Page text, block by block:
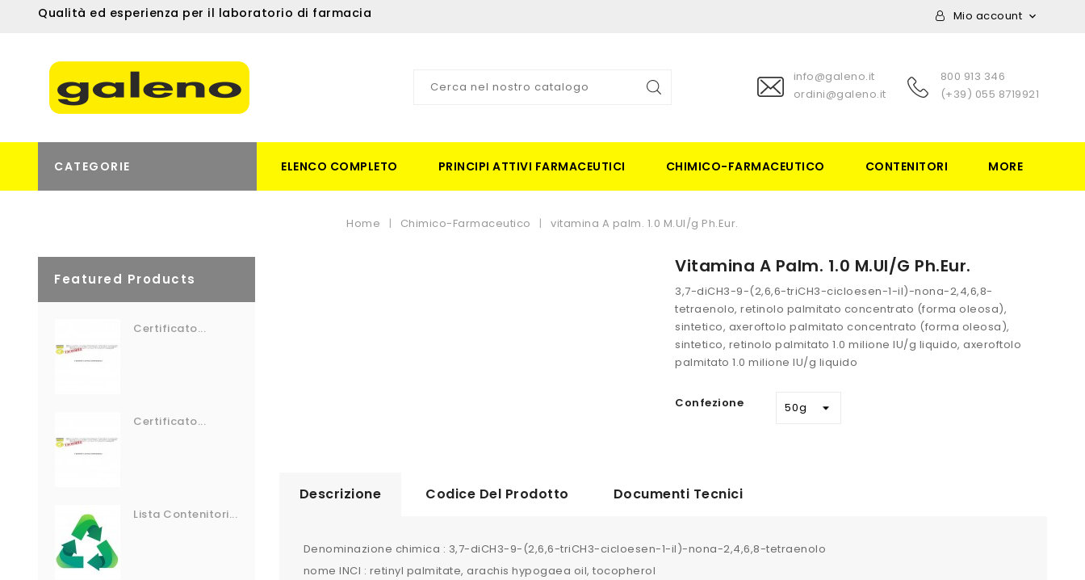
Qualità ed esperienza per il laboratorio di farmacia Mio account 
info@galeno.it
ordini@galeno.it
800 913 346
(+39) 055 8719921
CATEGORIE ELENCO COMPLETO PRINCIPI ATTIVI FARMACEUTICI CHIMICO-FARMACEUTICO CONTENITORI MORE
Home Chimico-Farmaceutico vitamina A palm. 1.0 M.UI/g Ph.Eur.
Featured Products
Certificato...
Certificato...
Lista Contenitori...
Vitamina A Palm. 1.0 M.UI/g Ph.Eur.
3,7-diCH3-9-(2,6,6-triCH3-cicloesen-1-il)-nona-2,4,6,8-
tetraenolo, retinolo palmitato concentrato (forma oleosa),
sintetico, axeroftolo palmitato concentrato (forma oleosa),
sintetico, retinolo palmitato 1.0 milione IU/g liquido, axeroftolo
palmitato 1.0 milione IU/g liquido
Confezione
Descrizione Codice Del Prodotto Documenti Tecnici
Denominazione chimica : 3,7-diCH3-9-(2,6,6-triCH3-cicloesen-1-il)-nona-2,4,6,8-tetraenolo
nome INCI : retinyl palmitate, arachis hypogaea oil, tocopherol